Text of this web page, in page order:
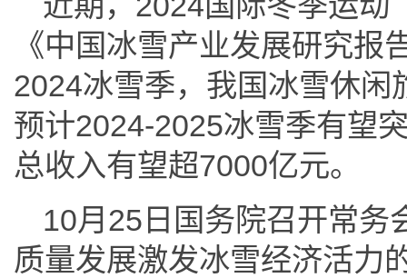
《中国冰雪产业发展研究
2024冰雪季，我国冰雪休闲
预计2024-2025冰雪季有望
总收入有望超7000亿元。
10月25日国务院召开常务
质量发展激发冰雪经济活力